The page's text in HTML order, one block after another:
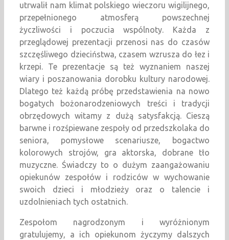
utrwalił nam klimat polskiego wieczoru wigilijnego,
przepełnionego atmosferą powszechnej
życzliwości i poczucia wspólnoty. Każda z
przeglądowej prezentacji przenosi nas do czasów
szczęśliwego dzieciństwa, czasem wzrusza do łez i
krzepi. Te prezentacje są też wyznaniem naszej
wiary i poszanowania dorobku kultury narodowej.
Dlatego też każdą próbę przedstawienia na nowo
bogatych bożonarodzeniowych treści i tradycji
obrzędowych witamy z dużą satysfakcją. Cieszą
barwne i rozśpiewane zespoły od przedszkolaka do
seniora, pomysłowe scenariusze, bogactwo
kolorowych strojów, gra aktorska, dobrane tło
muzyczne. Świadczy to o dużym zaangażowaniu
opiekunów zespołów i rodziców w wychowanie
swoich dzieci i młodzieży oraz o talencie i
uzdolnieniach tych ostatnich.
Zespołom nagrodzonym i wyróżnionym
gratulujemy, a ich opiekunom życzymy dalszych